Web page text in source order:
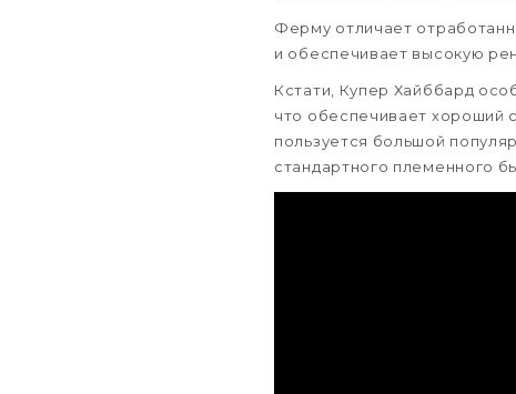
Ферму отличает
и обеспечивает высокую
Кстати, Купер Хайббард
что обеспечивает хороший
пользуется большой
стандартного племенного